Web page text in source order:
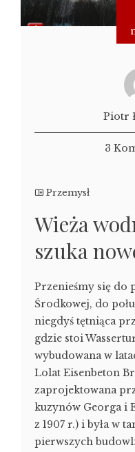
Piotr
3
Przemysł
Wieża
szuka
Przenieśmy się do
Środkowej, do
niegdyś tętniąca
gdzie stoi
wybudowana w
Lolat Eisenbeton
zaprojektowana
kuzynów Georga i
z 1907 r.) i była w
pierwszych